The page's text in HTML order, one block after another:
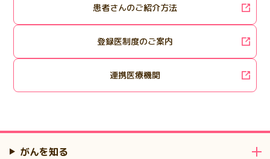
患者さんのご紹介方法
登録医制度のご案内
連携医療機関
がんを知る